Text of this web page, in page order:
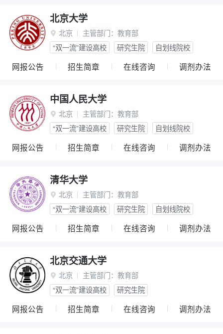
北京大学
 北京 主管部门： 教育部
“双一流”建设高校
研究生院 自划线院校
网报公告 招生简章 在线咨询 调剂办法
中国人民大学
 北京 主管部门： 教育部
“双一流”建设高校
研究生院 自划线院校
网报公告 招生简章 在线咨询 调剂办法
清华大学
 北京 主管部门： 教育部
“双一流”建设高校
研究生院 自划线院校
网报公告 招生简章 在线咨询 调剂办法
北京交通大学
 北京 主管部门： 教育部
“双一流”建设高校
研究生院
网报公告 招生简章 在线咨询 调剂办法